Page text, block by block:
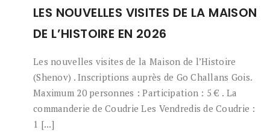
LES NOUVELLES VISITES DE LA MAISON
DE L’HISTOIRE EN 2026
Les nouvelles visites de la Maison de l’Histoire
(Shenov) . Inscriptions auprès de Go Challans Gois.
Maximum 20 personnes : Participation : 5 € . La
commanderie de Coudrie Les Vendredis de Coudrie :
1 [...]